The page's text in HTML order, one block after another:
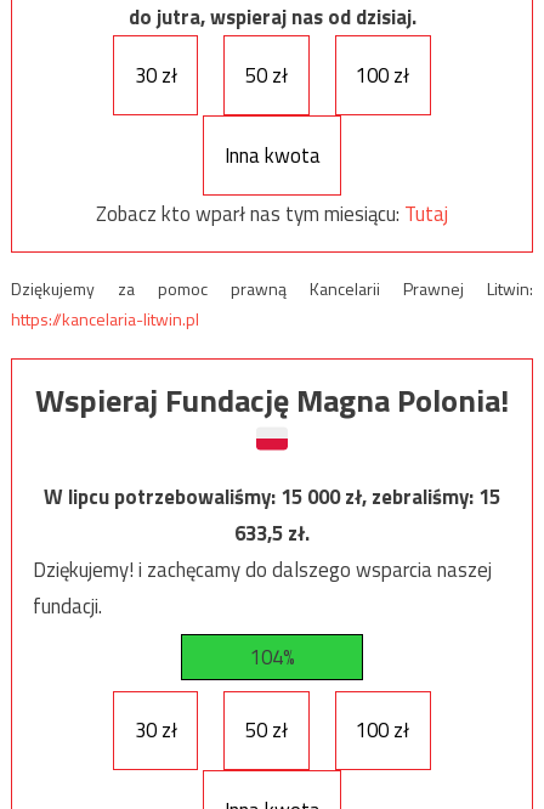
do jutra, wspieraj nas od dzisiaj.
30 zł
50 zł 100 zł
Inna kwota
Zobacz kto wparł nas tym miesiącu: Tutaj
Dziękujemy za pomoc prawną Kancelarii Prawnej Litwin:
https://kancelaria-litwin.pl
Wspieraj Fundację Magna Polonia!
W lipcu potrzebowaliśmy:15 000zł, zebraliśmy:15
633,5zł.
Dziękujemy! i zachęcamy do dalszego wsparcia naszej
fundacji.
104%
30 zł 50 zł 100 zł